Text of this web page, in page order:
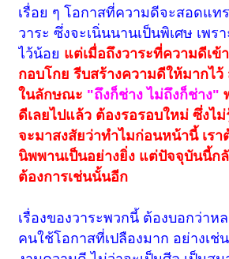
เรื่อย ๆ โอกาสที่ความดีจะสอดแท
วาระ ซึ่งจะเนิ่นนานเป็นพิเศษ เพร
ไว้น้อย แต่เมื่อถึงวาระที่ความดีเ
กอบโกย รีบสร้างความดีให้มากไ
ในลักษณะ "ถึงก็ช่าง ไม่ถึงก็ช่าง"
ดีเลยไปแล้ว ต้องรอรอบใหม่ ซึ่งไ
จะมาสงสัยว่าทำไมก่อนหน้านี้ เรา
นิพพานเป็นอย่างยิ่ง แต่ปัจจุบันนี้ก
ต้องการเช่นนั้นอีก
เรื่องของวาระพวกนี้ ต้องบอกว่าห
คนใช้โอกาสที่เปลืองมาก อย่างเ